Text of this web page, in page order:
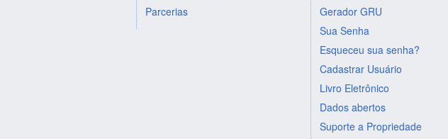
Parcerias
Gerador GRU
Sua Senha
Esqueceu sua senha?
Cadastrar Usuário
Livro Eletrônico
Dados abertos
Suporte a Propriedade